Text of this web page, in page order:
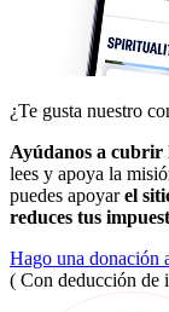
¿Te gusta nuestro
Ayúdanos a cubrir
lees y apoya la
puedes apoyarel
reduces tus
Hago una donación
( Con deducción de